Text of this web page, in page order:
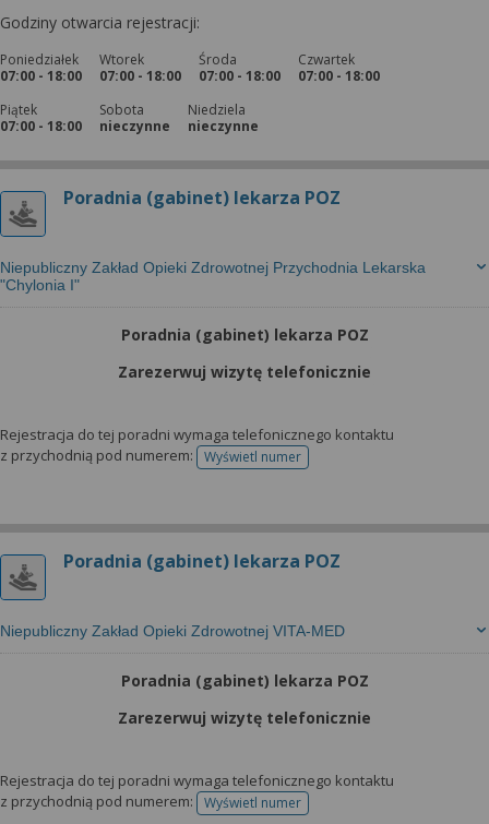
Godziny otwarcia rejestracji:
Poniedziałek
07:00 - 18:00
Wtorek
07:00 - 18:00
Środa
07:00 - 18:00
Czwartek
07:00 - 18:00
Piątek
07:00 - 18:00
Sobota
nieczynne
Niedziela
nieczynne
Poradnia (gabinet) lekarza POZ
Niepubliczny Zakład Opieki Zdrowotnej Przychodnia Lekarska
"Chylonia I"
Poradnia (gabinet) lekarza POZ
Zarezerwuj wizytę telefonicznie
Rejestracja do tej poradni wymaga telefonicznego kontaktu
z przychodnią pod numerem:
Wyświetl numertelefonu do rejestracji
Poradnia (gabinet) lekarza POZ
Niepubliczny Zakład Opieki Zdrowotnej VITA-MED
Poradnia (gabinet) lekarza POZ
Zarezerwuj wizytę telefonicznie
Rejestracja do tej poradni wymaga telefonicznego kontaktu
z przychodnią pod numerem:
Wyświetl numertelefonu do rejestracji